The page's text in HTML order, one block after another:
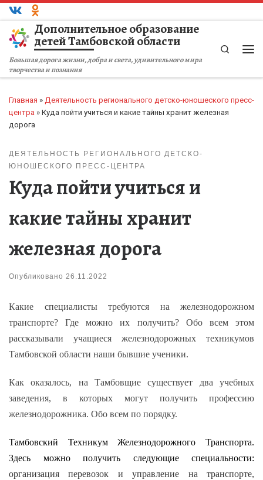
Перейти к содержимому
Дополнительное образование
детей Тамбовской области
Большая дорога жизни, добра и света, удивительного мира
творчества и познания
Search
Главная » Деятельность регионального детско-юношеского пресс-
центра » Куда пойти учиться и какие тайны хранит железная
дорога
ДЕЯТЕЛЬНОСТЬ РЕГИОНАЛЬНОГО ДЕТСКО-
ЮНОШЕСКОГО ПРЕСС-ЦЕНТРА
Куда пойти учиться и
какие тайны хранит
железная дорога
Опубликовано 26.11.2022
Какие специалисты требуются на железнодорожном
транспорте? Где можно их получить? Обо всем этом
рассказывали учащиеся железнодорожных техникумов
Тамбовской области наши бывшие ученики.
Как оказалось, на Тамбовщие существует два учебных
заведения, в которых могут получить профессию
железнодорожника. Обо всем по порядку.
Тамбовский Техникум Железнодорожного Транспорта.
Здесь можно получить следующие специальности:
организация перевозок и управление на транспорте,